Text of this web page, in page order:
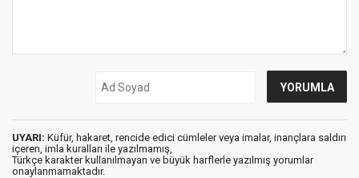
UYARI: Küfür, hakaret, rencide edici cümleler veya imalar, inançlara saldırı
içeren, imla kuralları ile yazılmamış,
Türkçe karakter kullanılmayan ve büyük harflerle yazılmış yorumlar
onaylanmamaktadır.